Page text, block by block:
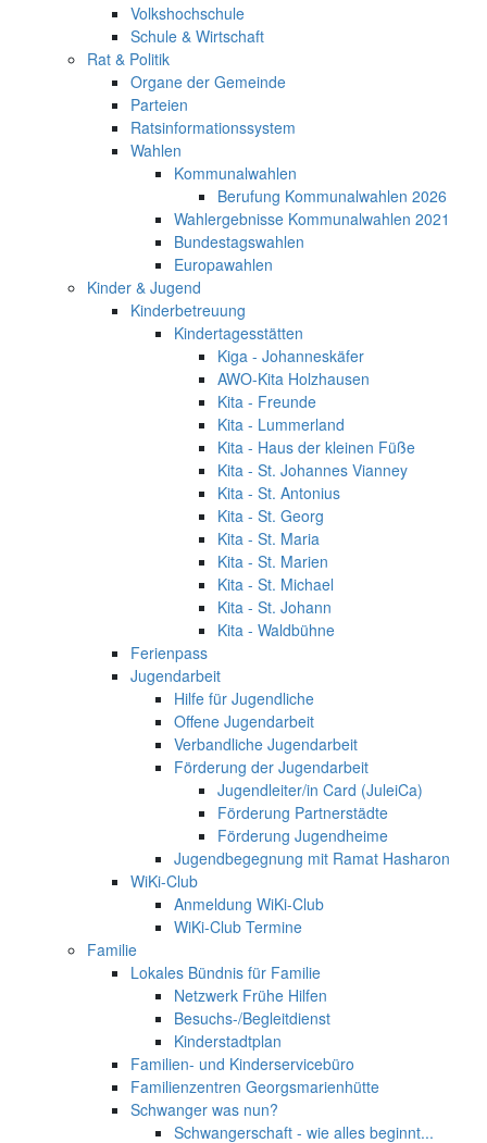
Volkshochschule
Schule & Wirtschaft
Rat & Politik
Organe der Gemeinde
Parteien
Ratsinformationssystem
Wahlen
Kommunalwahlen
Berufung Kommunalwahlen 2026
Wahlergebnisse Kommunalwahlen 2021
Bundestagswahlen
Europawahlen
Kinder & Jugend
Kinderbetreuung
Kindertagesstätten
Kiga - Johanneskäfer
AWO-Kita Holzhausen
Kita - Freunde
Kita - Lummerland
Kita - Haus der kleinen Füße
Kita - St. Johannes Vianney
Kita - St. Antonius
Kita - St. Georg
Kita - St. Maria
Kita - St. Marien
Kita - St. Michael
Kita - St. Johann
Kita - Waldbühne
Ferienpass
Jugendarbeit
Hilfe für Jugendliche
Offene Jugendarbeit
Verbandliche Jugendarbeit
Förderung der Jugendarbeit
Jugendleiter/in Card (JuleiCa)
Förderung Partnerstädte
Förderung Jugendheime
Jugendbegegnung mit Ramat Hasharon
WiKi-Club
Anmeldung WiKi-Club
WiKi-Club Termine
Familie
Lokales Bündnis für Familie
Netzwerk Frühe Hilfen
Besuchs-/Begleitdienst
Kinderstadtplan
Familien- und Kinderservicebüro
Familienzentren Georgsmarienhütte
Schwanger was nun?
Schwangerschaft - wie alles beginnt...